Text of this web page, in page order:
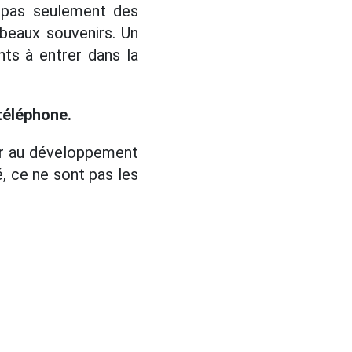
seulement des
souvenirs. Un
à entrer dans la
au développement
ce ne sont pas les